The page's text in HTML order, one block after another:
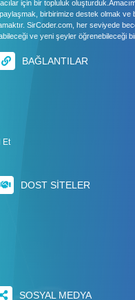
için bir topluluk
birbirimize destek olmak ve
SirCoder.com, her seviyede
ve yeni şeyler öğrenebileceği
BAĞLANTILAR
Et
DOST SITELER
SOSYAL MEDYA